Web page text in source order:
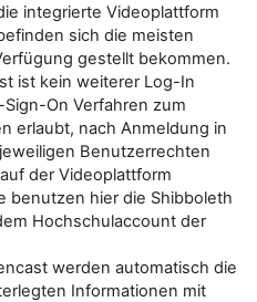
integrierte Videoplattform
sich die meisten
gestellt bekommen.
ist kein weiterer Log-In
On Verfahren zum
erlaubt, nach Anmeldung in
Benutzerrechten
der Videoplattform
benutzen hier die Shibboleth
Hochschulaccount der
werden automatisch die
Informationen mit